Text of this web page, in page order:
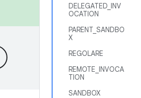
DELEGATED_INV
OCATION
PARENT_SANDBO
X
REGOLARE
REMOTE_INVOCA
TION
SANDBOX